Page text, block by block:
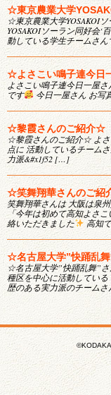
☆東京農業大学
☆東京農業大学YOSAKOI
YOSAKOIソーラン同好会‘
動している学生チームさん
☆よさこい鳴子連今日
よさこい鳴子連今日一屋
です
今日一屋さん お写
☆黎霞さんのご紹介☆
☆黎霞さんのご紹介☆ よさ
点に 活動しているチーム
力派&#x1f52 […]
☆笑舞翔華さんのご紹
笑舞翔華さんは 大阪は泉
「今年は初めて高知よさ
絡いただきました
高知
☆名古屋大学”快踊乱
☆名古屋大学”快踊乱舞”
種区を中心に活動してい
歴のある実力派のチームさ